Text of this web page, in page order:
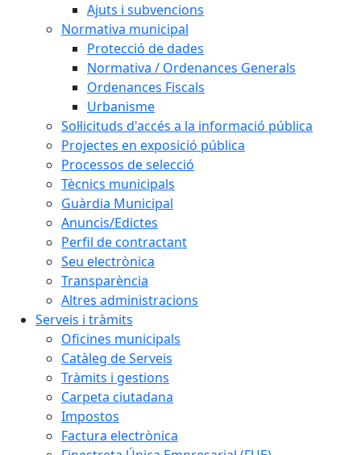
Ajuts i subvencions
Normativa municipal
Protecció de dades
Normativa / Ordenances Generals
Ordenances Fiscals
Urbanisme
Sol·licituds d'accés a la informació pública
Projectes en exposició pública
Processos de selecció
Tècnics municipals
Guàrdia Municipal
Anuncis/Edictes
Perfil de contractant
Seu electrònica
Transparència
Altres administracions
Serveis i tràmits
Oficines municipals
Catàleg de Serveis
Tràmits i gestions
Carpeta ciutadana
Impostos
Factura electrònica